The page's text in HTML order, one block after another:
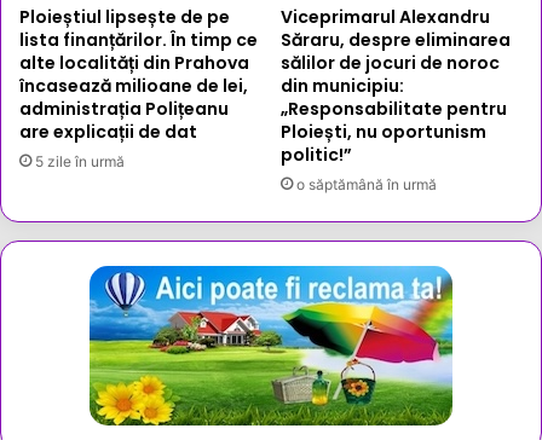
Ploieștiul lipsește de pe
lista finanțărilor. În timp ce
alte localități din Prahova
încasează milioane de lei,
administrația Polițeanu
are explicații de dat
5 zile în urmă
Viceprimarul Alexandru
Săraru, despre eliminarea
sălilor de jocuri de noroc
din municipiu:
„Responsabilitate pentru
Ploiești, nu oportunism
politic!”
o săptămână în urmă